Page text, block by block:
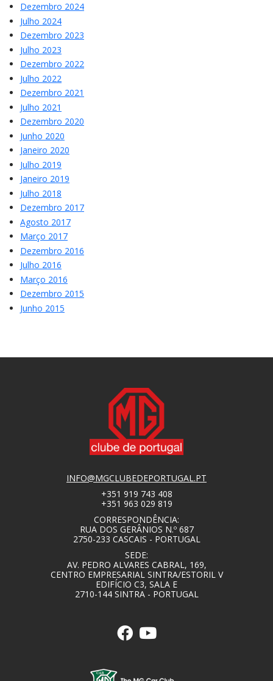
Dezembro 2024
Julho 2024
Dezembro 2023
Julho 2023
Dezembro 2022
Julho 2022
Dezembro 2021
Julho 2021
Dezembro 2020
Junho 2020
Janeiro 2020
Julho 2019
Janeiro 2019
Julho 2018
Dezembro 2017
Agosto 2017
Março 2017
Dezembro 2016
Julho 2016
Março 2016
Dezembro 2015
Junho 2015
INFO@MGCLUBEDEPORTUGAL.PT
+351 919 743 408
+351 963 029 819
CORRESPONDÊNCIA:
RUA DOS GERÂNIOS N.º 687
2750-233 CASCAIS - PORTUGAL
SEDE:
AV. PEDRO ALVARES CABRAL, 169,
CENTRO EMPRESARIAL SINTRA/ESTORIL V
EDIFÍCIO C3, SALA E
2710-144 SINTRA - PORTUGAL